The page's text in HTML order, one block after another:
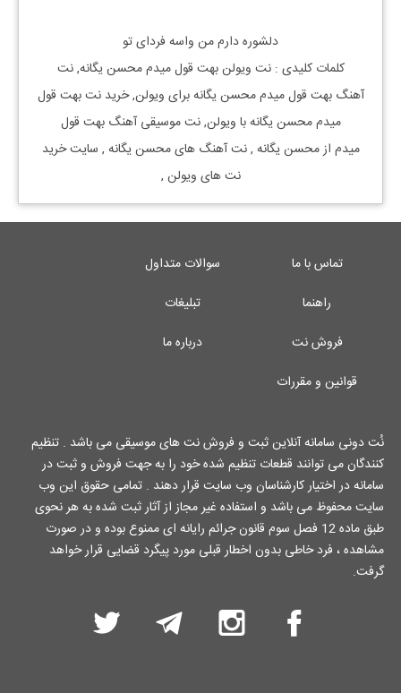
دلشوره دارم من واسه فردای تو
کلمات کلیدی : نت ویولنبهت قول میدممحسن یگانه, نت
آهنگ بهت قول میدممحسن یگانهبرای ویولن, خرید نتبهت قول
میدممحسن یگانهبا ویولن, نت موسیقی آهنگ بهت قول
میدم ازمحسن یگانه , نت آهنگ هایمحسن یگانه , سایت خرید
نت های ویولن ,
تماس با ما
سوالات متداول
راهنما
تبلیغات
فروش نت
درباره ما
قوانین و مقررات
نُت دونی سامانه آنلاین ثبت و فروش نت های موسیقی می باشد . تنظیم
کنندگان می توانند قطعات تنظیم شده خود را به جهت فروش و ثبت در
سامانه در اختیار کارشناسان وب سایت قرار دهند . تمامی حقوق این وب
سایت محفوظ می باشد و استفاده غیر مجاز از آثار ثبت شده به هر نحوی
طبق ماده 12 فصل سوم قانون جرائم رایانه ای ممنوع بوده و در صورت
مشاهده ، فرد خاطی بدون اخطار قبلی مورد پیگرد قضایی قرار خواهد
گرفت.